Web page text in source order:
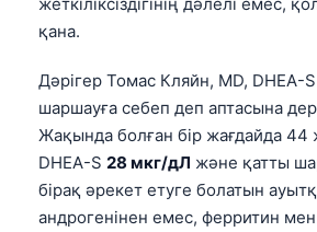
қана.
Дәрігер Томас Кляйн, MD, DHEA-S
шаршауға себеп деп аптасына
Жақында болған бір жағдайда 44
DHEA-S 28 мкг/дЛ және қатты
бірақ әрекет етуге болатын
андрогенінен емес, ферритин
Azərbaycan dili
Eesti
日本語
Čeština